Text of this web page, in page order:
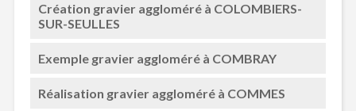
Création gravier aggloméré à COLOMBIERS-
SUR-SEULLES
Exemple gravier aggloméré à COMBRAY
Réalisation gravier aggloméré à COMMES